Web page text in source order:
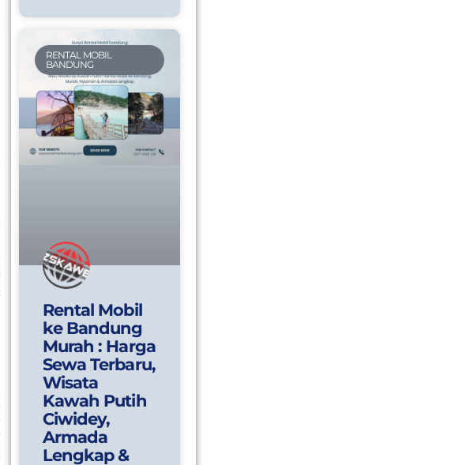
RENTAL MOBIL
BANDUNG
Rental Mobil
ke Bandung
Murah : Harga
Sewa Terbaru,
Wisata
Kawah Putih
Ciwidey,
Armada
Lengkap &